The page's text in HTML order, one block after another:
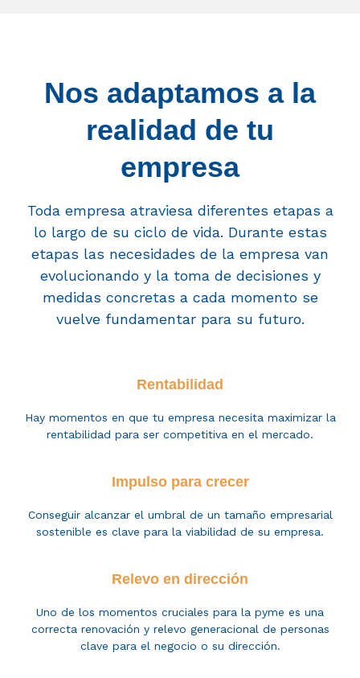
Nos adaptamos a la
realidad de tu
empresa
Toda empresa atraviesa diferentes etapas a
lo largo de su ciclo de vida. Durante estas
etapas las necesidades de la empresa van
evolucionando y la toma de decisiones y
medidas concretas a cada momento se
vuelve fundamentar para su futuro.
Rentabilidad
Hay momentos en que tu empresa necesita maximizar la
rentabilidad para ser competitiva en el mercado.
Impulso para crecer
Conseguir alcanzar el umbral de un tamaño empresarial
sostenible es clave para la viabilidad de su empresa.
Relevo en dirección
Uno de los momentos cruciales para la pyme es una
correcta renovación y relevo generacional de personas
clave para el negocio o su dirección.